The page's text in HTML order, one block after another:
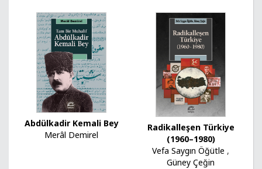
Abdülkadir Kemali Bey
Merâl Demirel
Radikalleşen Türkiye
(1960–1980)
Vefa Saygın Öğütle ,
Güney Çeğin